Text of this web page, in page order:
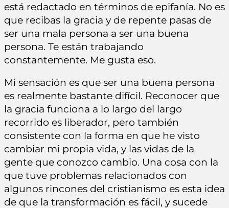
está redactado en términos de epifanía. No es
que recibas la gracia y de repente pasas de
ser una mala persona a ser una buena
persona. Te están trabajando
constantemente. Me gusta eso.
Mi sensación es que ser una buena persona
es realmente bastante difícil. Reconocer que
la gracia funciona a lo largo del largo
recorrido es liberador, pero también
consistente con la forma en que he visto
cambiar mi propia vida, y las vidas de la
gente que conozco cambio. Una cosa con la
que tuve problemas relacionados con
algunos rincones del cristianismo es esta idea
de que la transformación es fácil, y sucede